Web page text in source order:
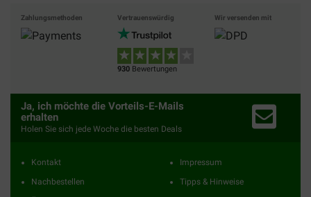
Zahlungsmethoden Vertrauenswürdig
930 Bewertungen
Wir versenden mit
Ja, ich möchte die Vorteils-E-Mails
erhalten
Holen Sie sich jede Woche die besten Deals
Kontakt
Nachbestellen
Impressum
Tipps & Hinweise